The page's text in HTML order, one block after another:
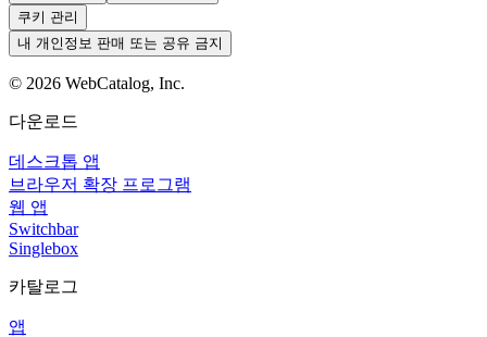
쿠키 관리
내 개인정보 판매 또는 공유 금지
© 2026 WebCatalog, Inc.
다운로드
데스크톱 앱
브라우저 확장 프로그램
웹 앱
Switchbar
Singlebox
카탈로그
앱